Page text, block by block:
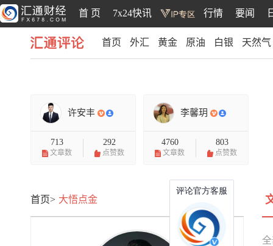
首 页 7x24快讯 行情 要闻
首页 外汇 黄金 原油 白银 天然气
许安丰
713
文章数
292
点赞数
李馨玥
4760
文章数
803
点赞数
首页> 大悟点金